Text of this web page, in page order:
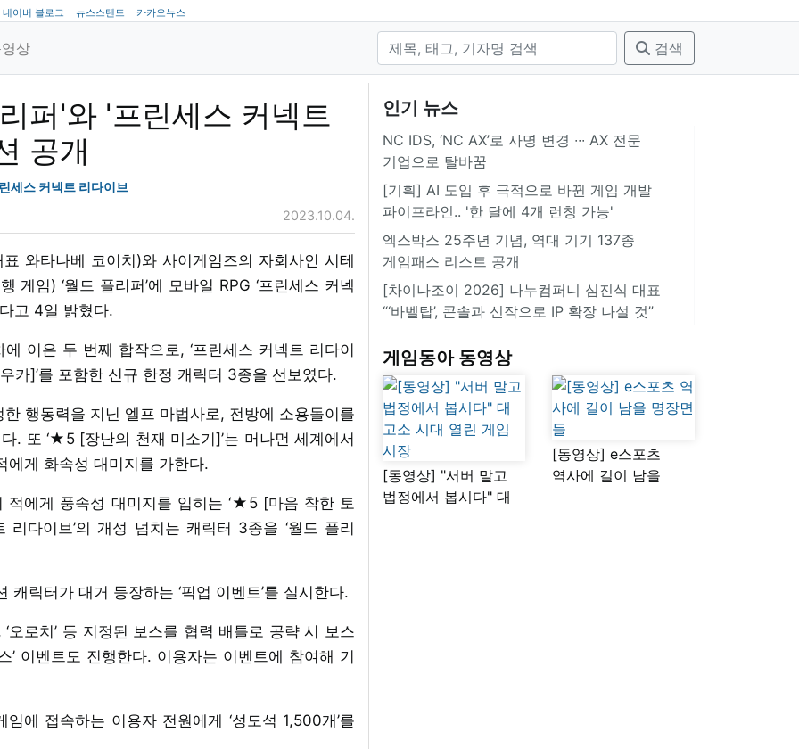
네이버 블로그 뉴스스탠드 카카오뉴스
상 검색
퍼'와 '프린세스 커넥트
공개
세스 커넥트 리다이브
2023.10.04.
와타나베 코이치)와 사이게임즈의 자회사인 시테
게임) ‘월드 플리퍼’에 모바일 RPG ‘프린세스 커넥
고 4일 밝혔다.
이은 두 번째 합작으로, ‘프린세스 커넥트 리다이
카]’를 포함한 신규 한정 캐릭터 3종을 선보였다.
행동력을 지닌 엘프 마법사로, 전방에 소용돌이를
. 또 ‘★5 [장난의 천재 미소기]’는 머나먼 세계에서
에게 화속성 대미지를 가한다.
적에게 풍속성 대미지를 입히는 ‘★5 [마음 착한 토
리다이브’의 개성 넘치는 캐릭터 3종을 ‘월드 플리
릭터가 대거 등장하는 ‘픽업 이벤트’를 실시한다.
오로치’ 등 지정된 보스를 협력 배틀로 공략 시 보스
’ 이벤트도 진행한다. 이용자는 이벤트에 참여해 기
에 접속하는 이용자 전원에게 ‘성도석 1,500개’를
인기 뉴스
NC IDS, ‘NC AX’로 사명 변경 ∙∙∙ AX 전문
기업으로 탈바꿈
[기획] AI 도입 후 극적으로 바뀐 게임 개발
파이프라인.. '한 달에 4개 런칭 가능'
엑스박스 25주년 기념, 역대 기기 137종
게임패스 리스트 공개
[차이나조이 2026] 나누컴퍼니 심진식 대표
“‘바벨탑’, 콘솔과 신작으로 IP 확장 나설 것”
게임동아 동영상
[동영상] "서버 말고
법정에서 봅시다" 대
[동영상] e스포츠
역사에 길이 남을